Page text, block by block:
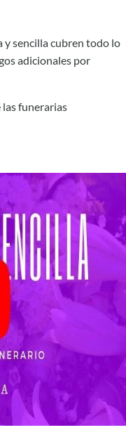
y sencilla cubren todo lo
adicionales por
las funerarias